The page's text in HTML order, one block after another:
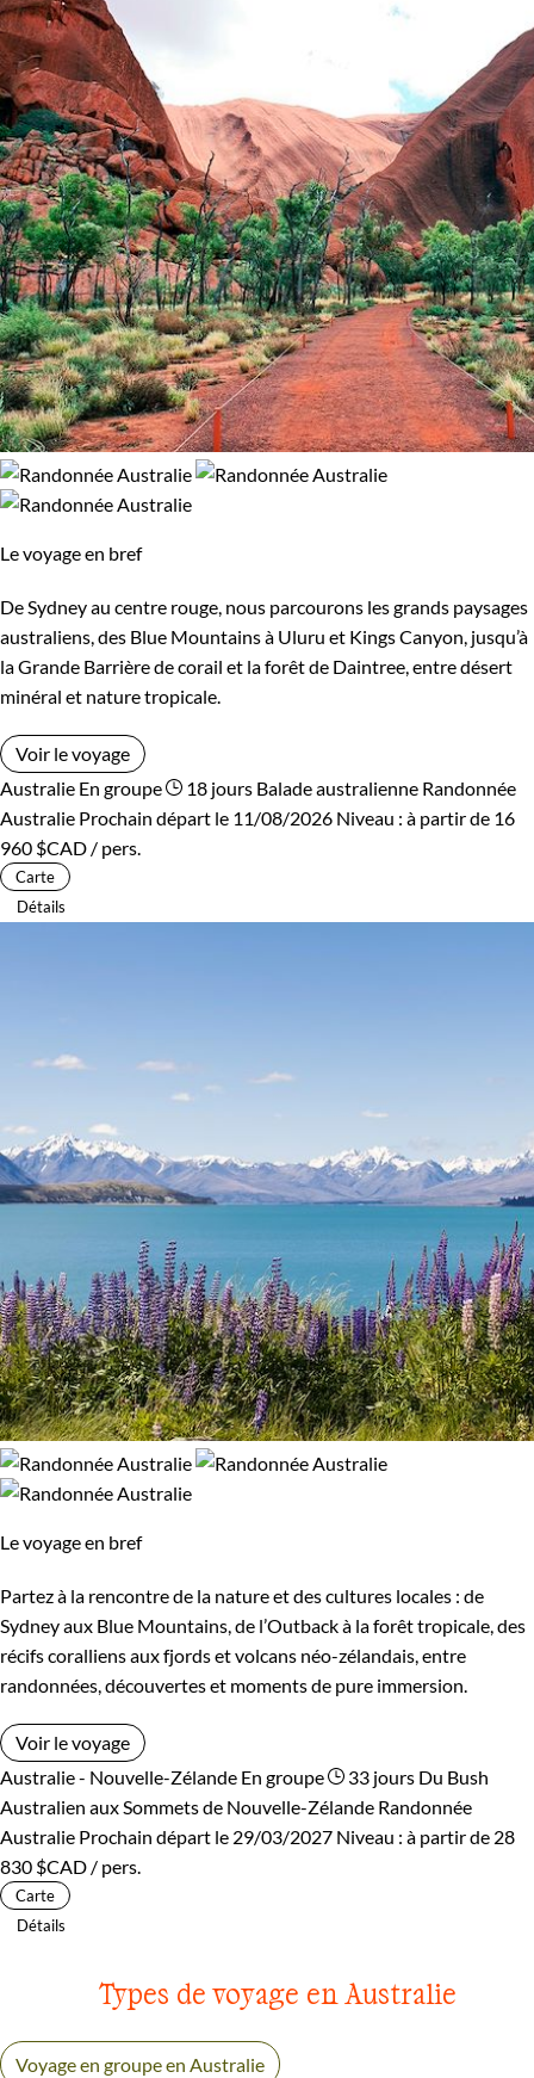
corail sera également à votre programme, vous y découvrirez
la richesse naturelle du
plus grand massif corallien du
monde.
Vous partirez aussi plus à l’intérieur des terres,vers le centre
rouge, cette terre désertique, parcourue seulement par
quelques chevaux sauvages et dromadaires, troupeaux isolés
entre arbustes et pierres ocre. Dans cette immensité, vos pas
se déplaceront à l’infini vers un horizon seulement barré par
l’imposante roche d’Uluru, symbole impressionnant de cette
terre aborigène. Vous ressentirez l’âme des pionniers à travers
l’immensité de l’Outback. Pas de limites, pas de villes,
personne d’autre que vous et la nature intacte. Vous croiserez
tout de même peut-être aussi quelques kangourous.
De la barrière de corail à la splendeur sauvage Uluru, c’est
invitent nos voyages aventure en Australie.
Idées asociées :
Voyage sur mesure Australie
Bord de mer et îles Forêts, collines, rivières et lacs
Le voyage en bref
De Sydney au centre rouge, nous parcourons les grands paysages
australiens, des Blue Mountains à Uluru et Kings Canyon, jusqu’à
la Grande Barrière de corail et la forêt de Daintree, entre désert
minéral et nature tropicale.
Voir le voyage
Australie En groupe 18 jours Balade australienne Randonnée
Australie Prochain départ le 11/08/2026 Niveau : à partir de 16
960 $CAD / pers.
Carte
Détails
Le voyage en bref
Partez à la rencontre de la nature et des cultures locales : de
Sydney aux Blue Mountains, de l’Outback à la forêt tropicale, des
récifs coralliens aux fjords et volcans néo-zélandais, entre
randonnées, découvertes et moments de pure immersion.
Voir le voyage
Australie - Nouvelle-Zélande En groupe 33 jours Du Bush
Australien aux Sommets de Nouvelle-Zélande Randonnée
Australie Prochain départ le 29/03/2027 Niveau : à partir de 28
830 $CAD / pers.
Carte
Détails
Types de voyage en Australie
Voyage en groupe en Australie